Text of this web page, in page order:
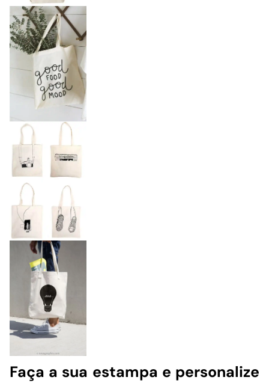
Faça a sua estampa e personalize